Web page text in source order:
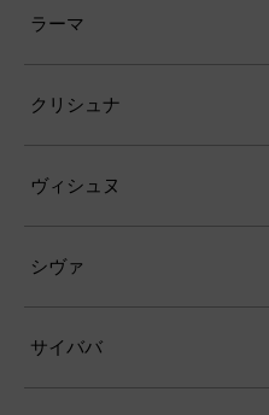
ラーマ
クリシュナ
ヴィシュヌ
シヴァ
サイババ